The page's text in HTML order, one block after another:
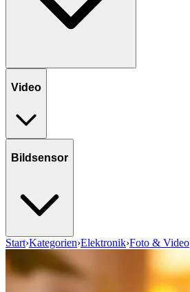
Video
Bildsensor
Start›Kategorien›Elektronik›Foto & Video